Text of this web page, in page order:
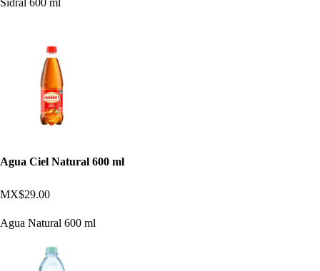
Sidral 600 ml
Agua Ciel Natural 600 ml
MX$29.00
Agua Natural 600 ml